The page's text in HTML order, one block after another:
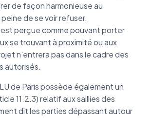
de façon harmonieuse au
de se voir refuser.
est perçue comme pouvant porter
se trouvant à proximité ou aux
n'entrera pas dans le cadre des
autorisés.
de Paris possède également un
11.2.3) relatif aux saillies des
dit les parties dépassant autour